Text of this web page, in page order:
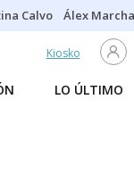
Calvo Álex
Kiosko
LO ÚLTIMO